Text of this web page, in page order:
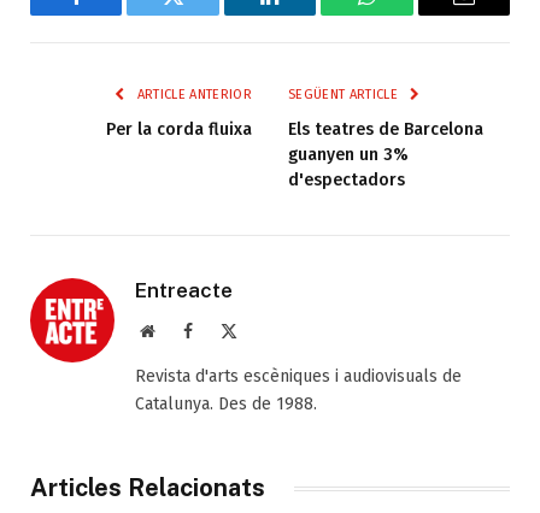
Facebook Twitter LinkedIn WhatsAppEmail
ARTICLE ANTERIOR
Per la corda fluixa
SEGÜENT ARTICLE
Els teatres de Barcelona
guanyen un 3%
d'espectadors
Entreacte
Web Facebook
Revista d'arts escèniques i audiovisuals de
Catalunya. Des de 1988.
Articles Relacionats